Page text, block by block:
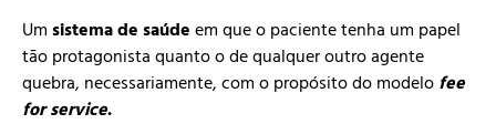
Um sistema de saúde em que o paciente tenha um papel
tão protagonista quanto o de qualquer outro agente
quebra, necessariamente, com o propósito do modelo fee
for service.